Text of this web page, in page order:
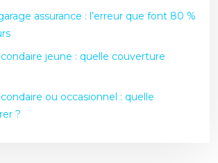
assurance : l’erreur que font 80 %
jeune : quelle couverture
ou occasionnel : quelle
?